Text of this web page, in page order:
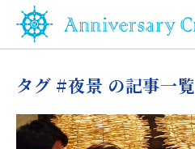
タグ #夜景 の記事一覧